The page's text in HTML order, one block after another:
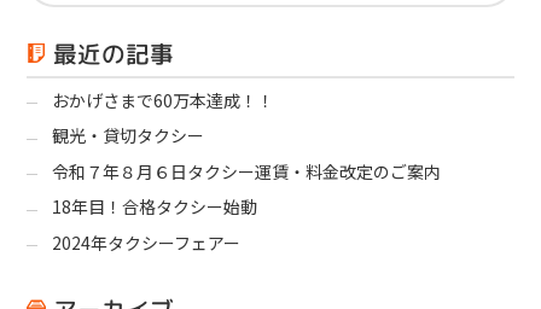
最近の記事
おかげさまで60万本達成！！
観光・貸切タクシー
令和７年８月６日タクシー運賃・料金改定のご案内
18年目！合格タクシー始動
2024年タクシーフェアー